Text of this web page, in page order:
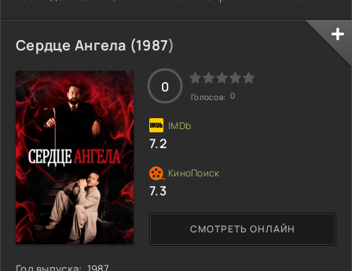
на след убийцы. Его вину очевидно просматривается, но
не удается собрать доказательства. После суда он с
ухмылкой покидает тюрьму, чтобы продолжить свои
преступления. Убийца теперь действует осторожнее, и
поймать его станет
Сердце Ангела (1987)
СМОТРЕТЬ ОНЛАЙН
0
Голосов: 0
7.2
7.3